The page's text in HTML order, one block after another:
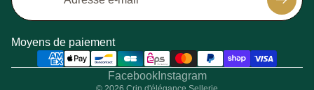
Moyens de paiement
FacebookInstagram
Conditions générales de vente